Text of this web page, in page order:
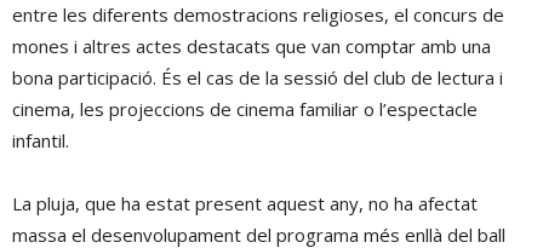
entre les diferents demostracions religioses, el concurs de
mones i altres actes destacats que van comptar amb una
bona participació. És el cas de la sessió del club de lectura i
cinema, les projeccions de cinema familiar o l’espectacle
infantil.
La pluja, que ha estat present aquest any, no ha afectat
massa el desenvolupament del programa més enllà del ball